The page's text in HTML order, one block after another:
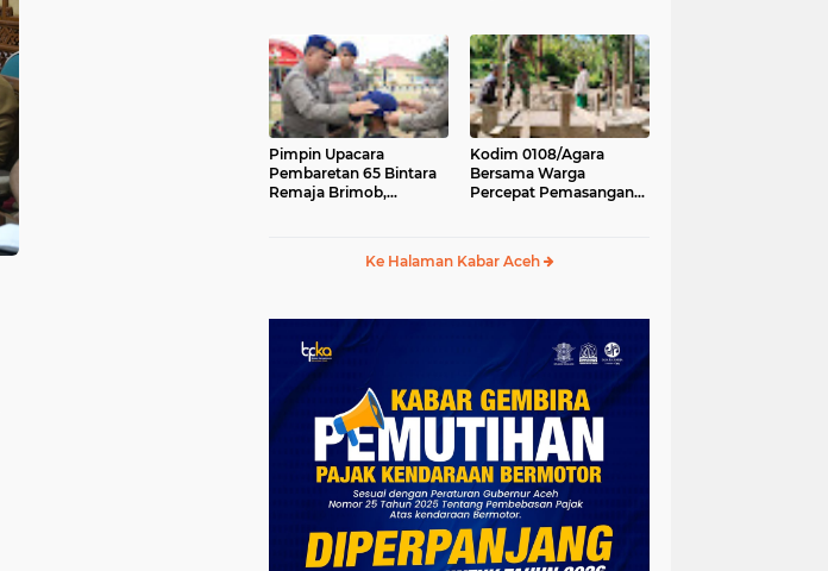
Desa Gulo Aceh
Tenggara
Pimpin Upacara
Pembaretan 65 Bintara
Remaja Brimob,
Kodim 0108/Agara
Bersama Warga
Percepat Pemasangan
Ke Halaman Kabar Aceh